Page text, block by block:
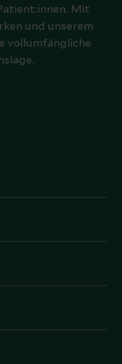
Mit
und unserem
vollumfängliche